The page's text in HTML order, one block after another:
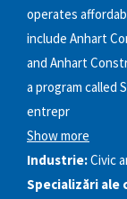
operates
include Anhart
and Anhart
a program called
entrepr
Show more
Industrie:Civic
Specializări ale